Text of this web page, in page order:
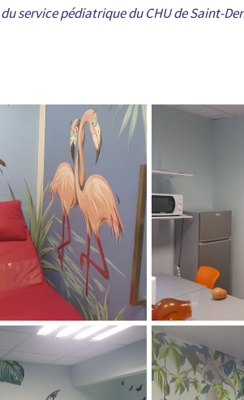
du service pédiatrique du CHU de Saint-